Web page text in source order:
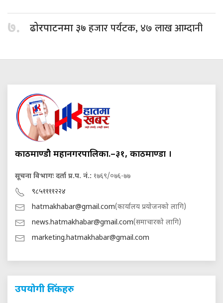
७. ढोरपाटनमा ३७ हजार पर्यटक, ४७ लाख आम्दानी
काठमाण्डौ महानगरपालिका.–३१, काठमाण्डौं ।
सूचना विभागः दर्ता प्र.प. नं.: १७६९/०७६-७७
९८५११११२२४
hatmakhabar@gmail.com(कार्यालय प्रयोजनको लागि)
news.hatmakhabar@gmail.com(समाचारको लागि)
marketing.hatmakhabar@gmail.com
उपयोगी लिंकहरु